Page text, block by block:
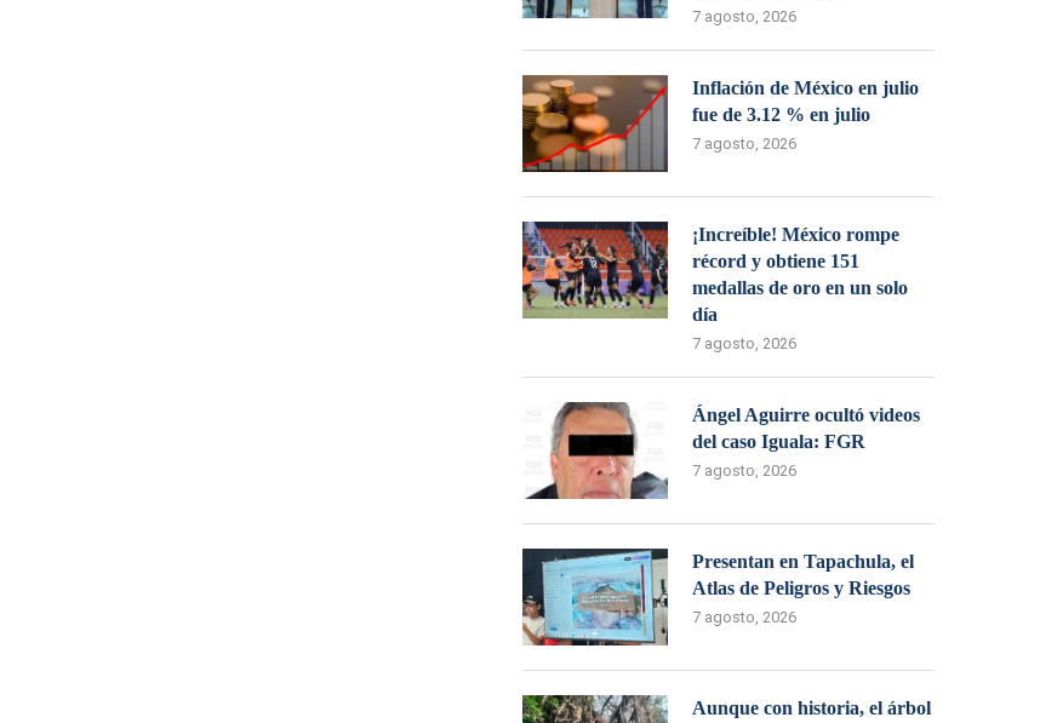
7 agosto, 2026
Inflación de México en julio
fue de 3.12 % en julio
7 agosto, 2026
¡Increíble! México rompe
récord y obtiene 151
medallas de oro en un solo
día
7 agosto, 2026
Ángel Aguirre ocultó videos
del caso Iguala: FGR
7 agosto, 2026
Presentan en Tapachula, el
Atlas de Peligros y Riesgos
7 agosto, 2026
Aunque con historia, el árbol